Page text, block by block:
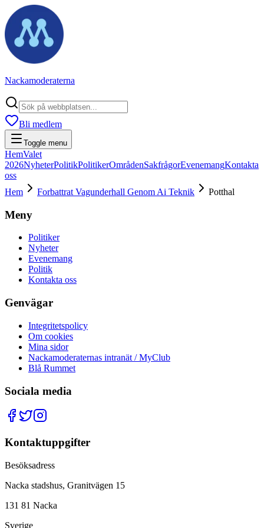
Nackamoderaterna
Bli medlem
Toggle menu
HemValet
2026NyheterPolitikPolitikerOmrådenSakfrågorEvenemangKontakta
oss
Hem
Forbattrat Vagunderhall Genom Ai Teknik Potthal
Meny
Politiker
Nyheter
Evenemang
Politik
Kontakta oss
Genvägar
Integritetspolicy
Om cookies
Mina sidor
Nackamoderaternas intranät / MyClub
Blå Rummet
Sociala media
Kontaktuppgifter
Besöksadress
Nacka stadshus, Granitvägen 15
131 81 Nacka
Sverige